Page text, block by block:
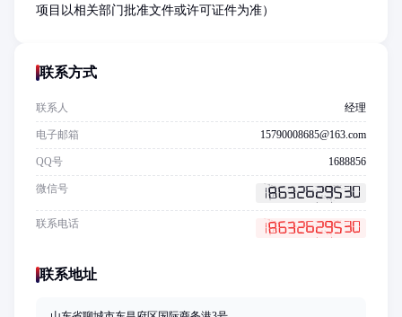
项目以相关部门批准文件或许可证件为准）
联系方式
联系人 经理
电子邮箱 15790008685@163.com
QQ号 1688856
微信号
联系电话
联系地址